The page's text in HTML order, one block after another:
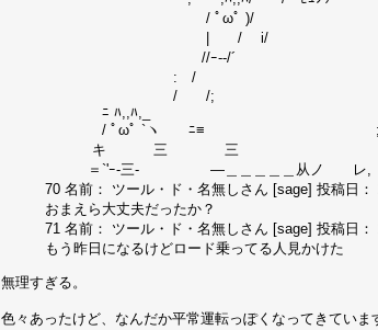
/ ﾟωﾟ )/
| / i/ ((⊂ ） ﾉ
//ｰ--/´ （＿
: / ヽ
/ /; ε≡Ξ ﾉノ
ﾆ ﾊ,,ﾊ,_
/ ﾟωﾟ `ヽ ﾆ≡ ; .:
キ 三 三 人/
＝`'ｰ-三‐ ―＿＿＿＿＿从ノ レ,
70 名前： ツール・ド・名無しさん [sage] 投稿日
おまえら大丈夫だったか？
71 名前： ツール・ド・名無しさん [sage] 投稿日
もう昨日になるけどロード乗ってる人見かけた
無理すぎる。
色々あったけど、なんだか平常運転っぽくなってきていま